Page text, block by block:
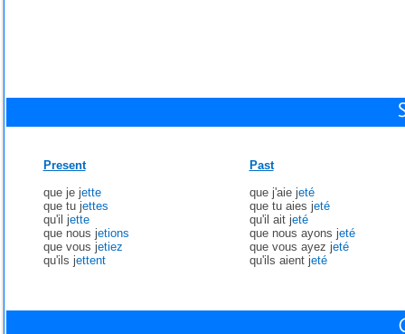
Present
que je jette
que tu jettes
qu'il jette
que nous jetions
que vous jetiez
qu'ils jettent
Past
que j'aie jeté
que tu aies jeté
qu'il ait jeté
que nous ayons jeté
que vous ayez jeté
qu'ils aient jeté